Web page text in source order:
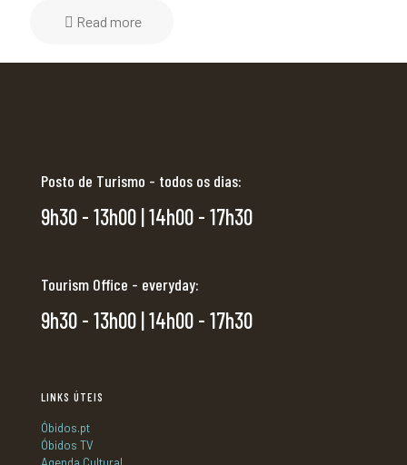
Read more
Posto de Turismo - todos os dias:
9h30 - 13h00 | 14h00 - 17h30
Tourism Office - everyday:
9h30 - 13h00 | 14h00 - 17h30
LINKS ÚTEIS
Óbidos.pt
Óbidos TV